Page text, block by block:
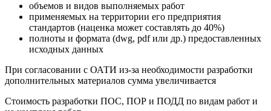
объемов и видов выполняемых работ
применяемых на территории его предприятия
стандартов (наценка может составлять до 40%)
полноты и формата (dwg, pdf или др.) предоставленных
исходных данных
При согласовании с ОАТИ из-за необходимости разработки
дополнительных материалов сумма увеличивается
Стоимость разработки ПОС, ПОР и ПОДД по видам работ и